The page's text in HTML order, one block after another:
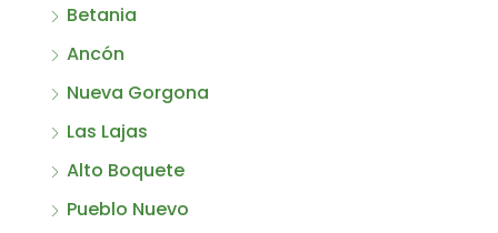
Betania
Ancón
Nueva Gorgona
Las Lajas
Alto Boquete
Pueblo Nuevo